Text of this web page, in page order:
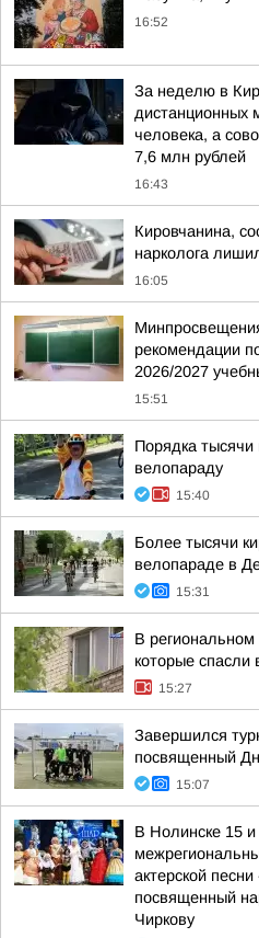
16:52
За неделю в
дистанционных
человека, а
7,6 млн рублей
16:43
Кировчанина,
нарколога
16:05
рекомендации
2026/2027
15:51
Порядка тысячи
велопараду
15:40
Более тысячи
велопараде в
15:31
В
которые спасли
15:27
Завершился
посвященный
15:07
В Нолинске 15 и
актерской
посвященный
Чиркову